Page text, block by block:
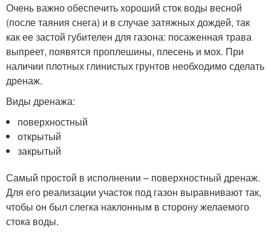
Очень важно обеспечить хороший сток воды весной
(после таяния снега) и в случае затяжных дождей, так
как ее застой губителен для газона: посаженная трава
выпреет, появятся проплешины, плесень и мох. При
наличии плотных глинистых грунтов необходимо сделать
дренаж.
Виды дренажа:
поверхностный
открытый
закрытый
Самый простой в исполнении – поверхностный дренаж.
Для его реализации участок под газон выравнивают так,
чтобы он был слегка наклонным в сторону желаемого
стока воды.